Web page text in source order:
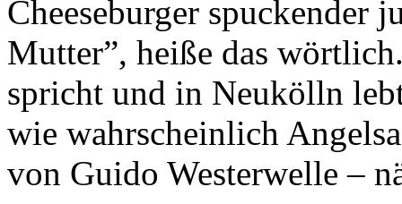
Cheeseburger spuckender
Mutter”, heiße das
spricht und in Neukölln
wie wahrscheinlich
von Guido Westerwelle –